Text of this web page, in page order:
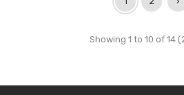
Showing 1 to 10 of 14